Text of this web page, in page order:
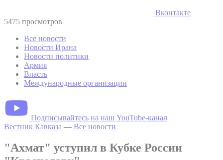
Вконтакте
5475 просмотров
Все новости
Новости Ирана
Новости политики
Армия
Власть
Международные организации
Подписывайтесь на наш YouTube-канал
Вестник Кавказа — Все новости
"Ахмат" уступил в Кубке России